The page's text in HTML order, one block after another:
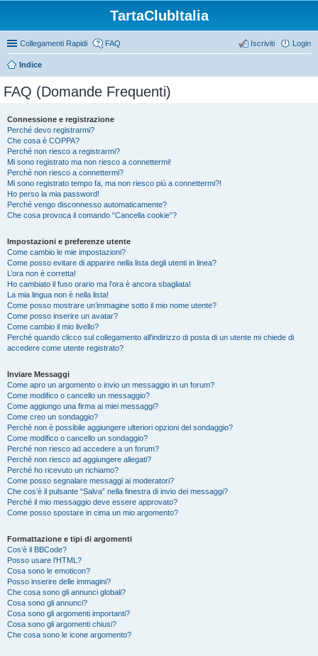
TartaClubItalia
Collegamenti Rapidi FAQ Login
Iscriviti
Indice
FAQ (Domande Frequenti)
Connessione e registrazione
Perché devo registrarmi?
Che cosa è COPPA?
Perché non riesco a registrarmi?
Mi sono registrato ma non riesco a connettermi!
Perché non riesco a connettermi?
Mi sono registrato tempo fa, ma non riesco più a connettermi?!
Ho perso la mia password!
Perché vengo disconnesso automaticamente?
Che cosa provoca il comando “Cancella cookie”?
Impostazioni e preferenze utente
Come cambio le mie impostazioni?
Come posso evitare di apparire nella lista degli utenti in linea?
L’ora non è corretta!
Ho cambiato il fuso orario ma l’ora è ancora sbagliata!
La mia lingua non è nella lista!
Come posso mostrare un’immagine sotto il mio nome utente?
Come posso inserire un avatar?
Come cambio il mio livello?
Perché quando clicco sul collegamento all’indirizzo di posta di un utente mi chiede di
accedere come utente registrato?
Inviare Messaggi
Come apro un argomento o invio un messaggio in un forum?
Come modifico o cancello un messaggio?
Come aggiungo una firma ai miei messaggi?
Come creo un sondaggio?
Perché non è possibile aggiungere ulteriori opzioni del sondaggio?
Come modifico o cancello un sondaggio?
Perché non riesco ad accedere a un forum?
Perché non riesco ad aggiungere allegati?
Perché ho ricevuto un richiamo?
Come posso segnalare messaggi ai moderatori?
Che cos’è il pulsante “Salva” nella finestra di invio dei messaggi?
Perché il mio messaggio deve essere approvato?
Come posso spostare in cima un mio argomento?
Formattazione e tipi di argomenti
Cos’è il BBCode?
Posso usare l’HTML?
Cosa sono le emoticon?
Posso inserire delle immagini?
Che cosa sono gli annunci globali?
Cosa sono gli annunci?
Cosa sono gli argomenti importanti?
Cosa sono gli argomenti chiusi?
Che cosa sono le icone argomento?